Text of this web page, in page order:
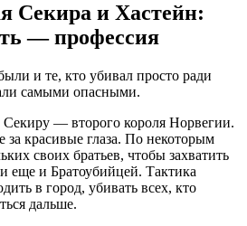
Секира и Хастейн:
— профессия
и те, кто убивал просто ради
самыми опасными.
— второго короля Норвегии.
красивые глаза. По некоторым
своих братьев, чтобы захватить
еще и Братоубийцей. Тактика
в город, убивать всех, кто
дальше.